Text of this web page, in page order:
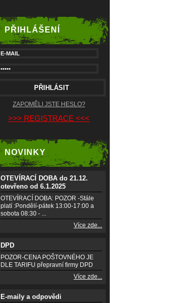
PŘIHLÁŠENÍ
ZAPOMĚLI JSTE HESLO?
>>> REGISTRACE <<<
NOVINKY
OTEVÍRACÍ DOBA do 21.12.
otevřeno od 6.1.2025
OTEVÍRACÍ DOBA: POZOR -Stále
platí :Pondělí-pátek 13:00-17:00 a
sobota 08:30 - ...
Více zde...
DPD
POZOR-CENA POŠTOVNÉHO JE
DLE TARIFU přepravní firmy DPD
Více zde...
E-maily a odpovědi